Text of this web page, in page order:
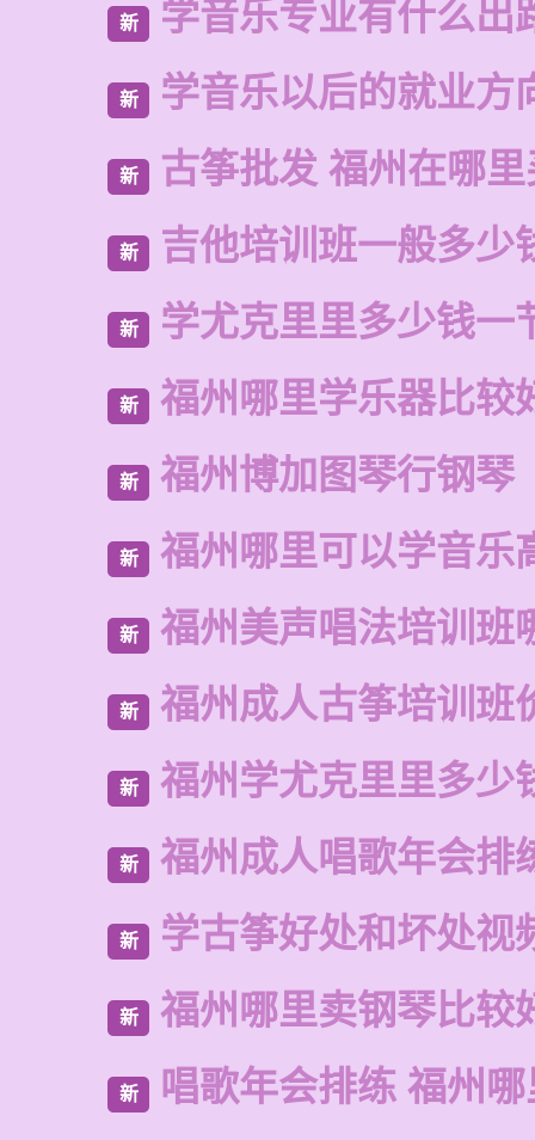
新 学音乐专业有什么出
新 学音乐以后的就业方
新 古筝批发 福州在哪
新 吉他培训班一般多少
新 学尤克里里多少钱一
新 福州哪里学乐器比较
新 福州博加图琴行钢琴
新 福州哪里可以学音乐
新 福州美声唱法培训班
新 福州成人古筝培训班
新 福州学尤克里里多少
新 福州成人唱歌年会排
新 学古筝好处和坏处视
新 福州哪里卖钢琴比较
新 唱歌年会排练 福州